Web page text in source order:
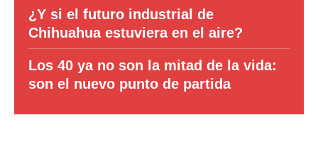
¿Y si el futuro industrial de
Chihuahua estuviera en el aire?
Los 40 ya no son la mitad de la vida:
son el nuevo punto de partida